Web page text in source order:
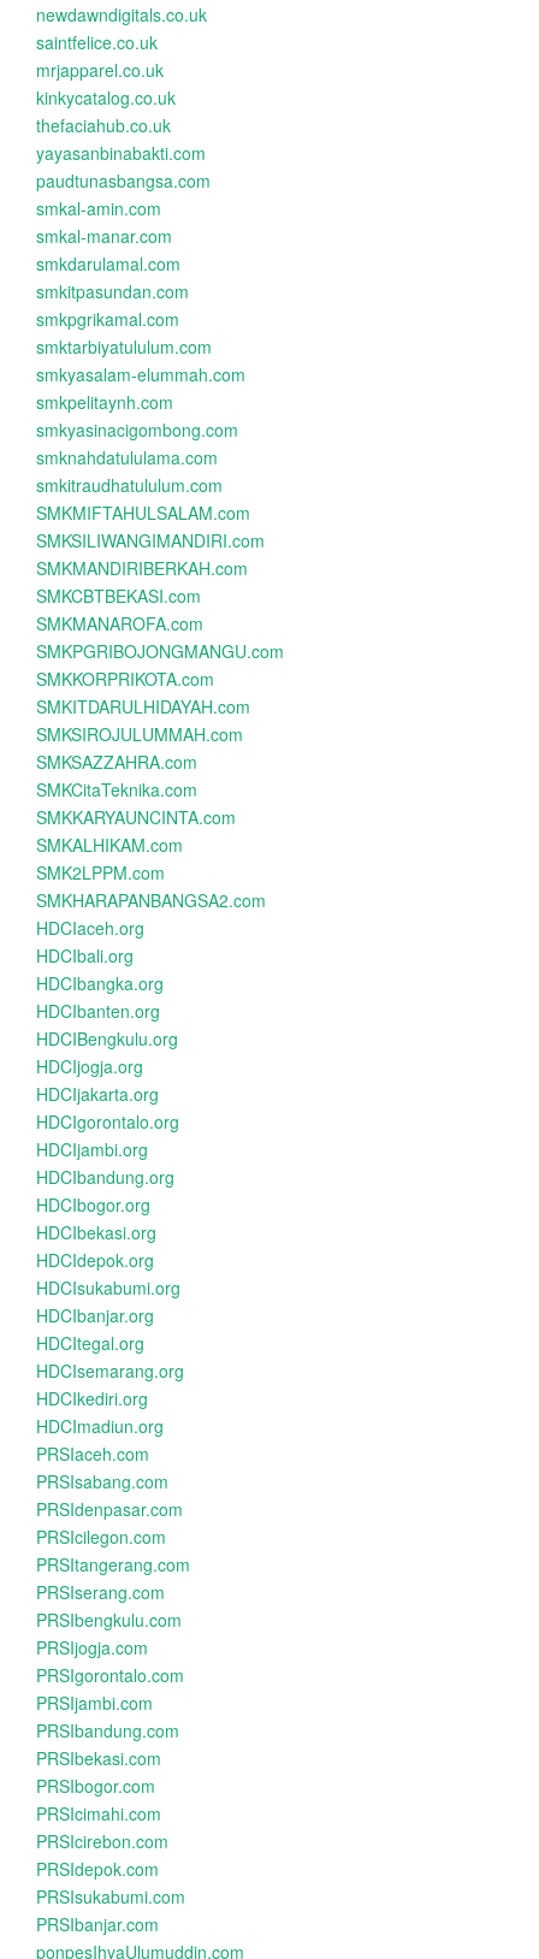
newdawndigitals.co.uk
saintfelice.co.uk
mrjapparel.co.uk
kinkycatalog.co.uk
thefaciahub.co.uk
yayasanbinabakti.com
paudtunasbangsa.com
smkal-amin.com
smkal-manar.com
smkdarulamal.com
smkitpasundan.com
smkpgrikamal.com
smktarbiyatululum.com
smkyasalam-elummah.com
smkpelitaynh.com
smkyasinacigombong.com
smknahdatululama.com
smkitraudhatululum.com
SMKMIFTAHULSALAM.com
SMKSILIWANGIMANDIRI.com
SMKMANDIRIBERKAH.com
SMKCBTBEKASI.com
SMKMANAROFA.com
SMKPGRIBOJONGMANGU.com
SMKKORPRIKOTA.com
SMKITDARULHIDAYAH.com
SMKSIROJULUMMAH.com
SMKSAZZAHRA.com
SMKCitaTeknika.com
SMKKARYAUNCINTA.com
SMKALHIKAM.com
SMK2LPPM.com
SMKHARAPANBANGSA2.com
HDCIaceh.org
HDCIbali.org
HDCIbangka.org
HDCIbanten.org
HDCIBengkulu.org
HDCIjogja.org
HDCIjakarta.org
HDCIgorontalo.org
HDCIjambi.org
HDCIbandung.org
HDCIbogor.org
HDCIbekasi.org
HDCIdepok.org
HDCIsukabumi.org
HDCIbanjar.org
HDCItegal.org
HDCIsemarang.org
HDCIkediri.org
HDCImadiun.org
PRSIaceh.com
PRSIsabang.com
PRSIdenpasar.com
PRSIcilegon.com
PRSItangerang.com
PRSIserang.com
PRSIbengkulu.com
PRSIjogja.com
PRSIgorontalo.com
PRSIjambi.com
PRSIbandung.com
PRSIbekasi.com
PRSIbogor.com
PRSIcimahi.com
PRSIcirebon.com
PRSIdepok.com
PRSIsukabumi.com
PRSIbanjar.com
ponpesIhyaUlumuddin.com